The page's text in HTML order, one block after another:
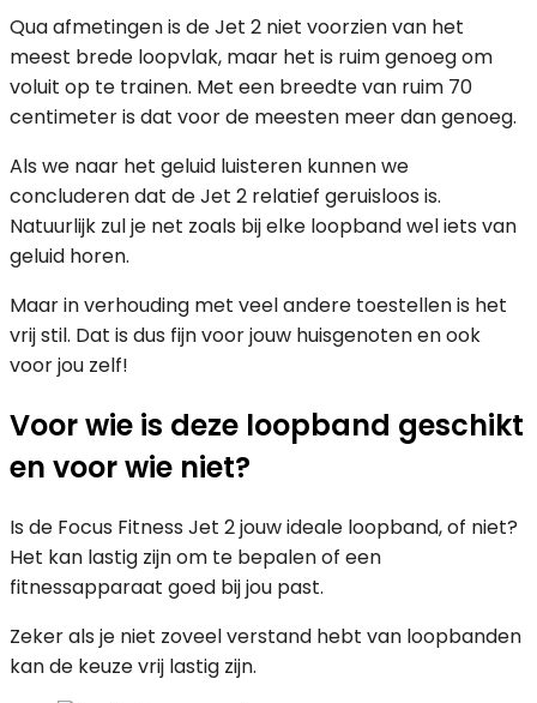
Qua afmetingen is de Jet 2 niet voorzien van het
meest brede loopvlak, maar het is ruim genoeg om
voluit op te trainen. Met een breedte van ruim 70
centimeter is dat voor de meesten meer dan genoeg.
Als we naar het geluid luisteren kunnen we
concluderen dat de Jet 2 relatief geruisloos is.
Natuurlijk zul je net zoals bij elke loopband wel iets van
geluid horen.
Maar in verhouding met veel andere toestellen is het
vrij stil. Dat is dus fijn voor jouw huisgenoten en ook
voor jou zelf!
Voor wie is deze loopband geschikt
en voor wie niet?
Is de Focus Fitness Jet 2 jouw ideale loopband, of niet?
Het kan lastig zijn om te bepalen of een
fitnessapparaat goed bij jou past.
Zeker als je niet zoveel verstand hebt van loopbanden
kan de keuze vrij lastig zijn.